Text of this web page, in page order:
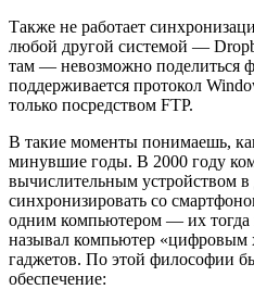
Также не работает
любой другой системой —
там — невозможно поделиться
поддерживается протокол
только посредством FTP.
В такие моменты понимаешь,
минувшие годы. В 2000 году
вычислительным устройством
синхронизировать со
одним компьютером — их
называл компьютер «цифровым
гаджетов. По этой философии
обеспечение: